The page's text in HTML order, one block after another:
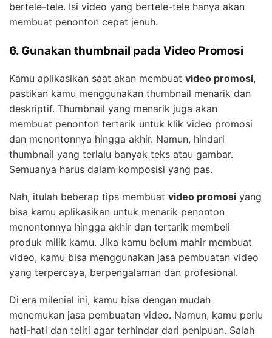
bertele-tele. Isi video yang bertele-tele hanya akan
membuat penonton cepat jenuh.
6. Gunakan thumbnail pada Video Promosi
Kamu aplikasikan saat akan membuat video promosi,
pastikan kamu menggunakan thumbnail menarik dan
deskriptif. Thumbnail yang menarik juga akan
membuat penonton tertarik untuk klik video promosi
dan menontonnya hingga akhir. Namun, hindari
thumbnail yang terlalu banyak teks atau gambar.
Semuanya harus dalam komposisi yang pas.
Nah, itulah beberap tips membuat video promosi yang
bisa kamu aplikasikan untuk menarik penonton
menontonnya hingga akhir dan tertarik membeli
produk milik kamu. Jika kamu belum mahir membuat
video, kamu bisa menggunakan jasa pembuatan video
yang terpercaya, berpengalaman dan profesional.
Di era milenial ini, kamu bisa dengan mudah
menemukan jasa pembuatan video. Namun, kamu perlu
hati-hati dan teliti agar terhindar dari penipuan. Salah